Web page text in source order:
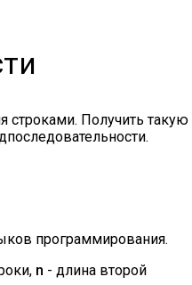
строками. Получить такую
программирования.
n - длина второй